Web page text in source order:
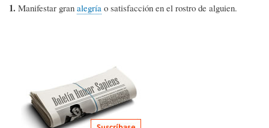
1. Manifestar gran alegría o satisfacción en el rostro de alguien.